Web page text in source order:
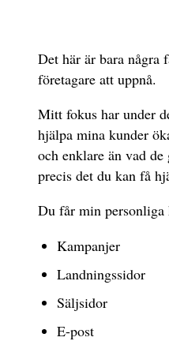
Det här är bara några
företagare att uppnå.
Mitt fokus har under
hjälpa mina kunder
och enklare än vad
precis det du kan få
Du får min personliga
Kampanjer
Landningssidor
Säljsidor
E-post